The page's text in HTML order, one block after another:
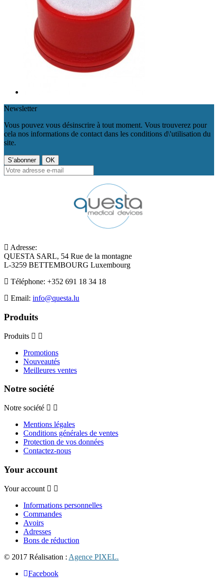
Newsletter
Vous pouvez vous désinscrire à tout moment. Vous trouverez pour
cela nos informations de contact dans les conditions d\'utilisation du
site.
Adresse:
QUESTA SARL, 54 Rue de la montagne
L-3259 BETTEMBOURG Luxembourg
Téléphone: +352 691 18 34 18
Email: info@questa.lu
Produits
Produits
Promotions
Nouveautés
Meilleures ventes
Notre société
Notre société
Mentions légales
Conditions générales de ventes
Protection de vos données
Contactez-nous
Your account
Your account
Informations personnelles
Commandes
Avoirs
Adresses
Bons de réduction
© 2017 Réalisation : Agence PIXEL.
Facebook